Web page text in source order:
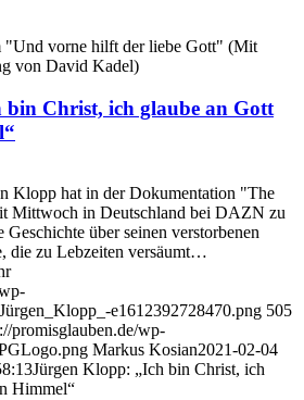
"Und vorne hilft der liebe Gott" (Mit
von David Kadel)
Christ, ich glaube an Gott
Klopp hat in der Dokumentation "The
Mittwoch in Deutschland bei DAZN zu
Geschichte über seinen verstorbenen
die zu Lebzeiten versäumt…
e1612392728470.png 505
promisglauben.de/wp-
Markus Kosian2021-02-04
Jürgen Klopp: „Ich bin Christ, ich
Himmel“